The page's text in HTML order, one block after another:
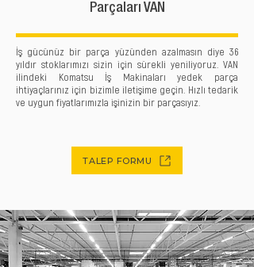
Parçaları VAN
İş gücünüz bir parça yüzünden azalmasın diye 36
yıldır stoklarımızı sizin için sürekli yeniliyoruz. VAN
ilindeki Komatsu İş Makinaları yedek parça
ihtiyaçlarınız için bizimle iletişime geçin. Hızlı tedarik
ve uygun fiyatlarımızla işinizin bir parçasıyız.
TALEP FORMU